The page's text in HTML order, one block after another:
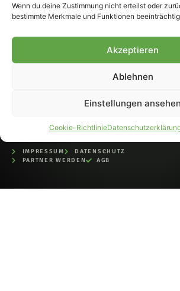
Wenn du deine Zustimmung nicht erteilst oder
bestimmte Merkmale und Funktionen
Akzeptieren
Ablehnen
Einstellungen ansehen
Cookie-Richtlinie
Fohlen-Hautnah.de ist ein
offiziell eingetragenes Magazin
IMPRESSUM
DATENSCHUTZ
PARTNER WERDEN
AGB